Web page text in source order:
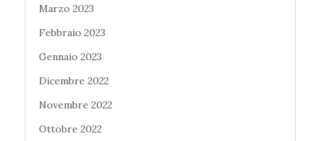
Marzo 2023
Febbraio 2023
Gennaio 2023
Dicembre 2022
Novembre 2022
Ottobre 2022